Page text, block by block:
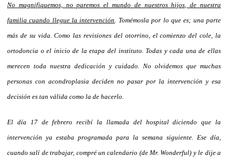
No magnifiquemos, no paremos el mundo de nuestros hijos, de nuestra
familia cuando llegue la intervención . Tomémosla por lo que es; una parte
más de su vida. Como las revisiones del otorrino, el comienzo del cole, la
ortodoncia o el inicio de la etapa del instituto. Todas y cada una de ellas
merecen toda nuestra dedicación y cuidado. No olvidemos que muchas
personas con acondroplasia deciden no pasar por la intervención y esa
decisión es tan válida como la de hacerlo.
El día 17 de febrero recibí la llamada del hospital diciendo que la
intervención ya estaba programada para la semana siguiente. Ese día,
cuando salí de trabajar, compré un calendario (de Mr. Wonderful) y le dije a